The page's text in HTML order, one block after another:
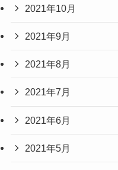
2021年10月
2021年9月
2021年8月
2021年7月
2021年6月
2021年5月